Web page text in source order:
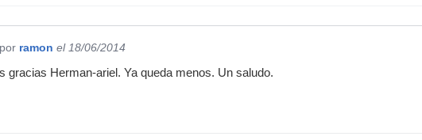
por ramon el 18/06/2014
gracias Herman-ariel. Ya queda menos. Un saludo.